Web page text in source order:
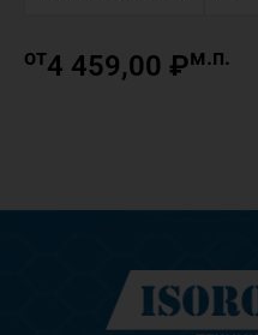
от4 459,00 ₽м.п.